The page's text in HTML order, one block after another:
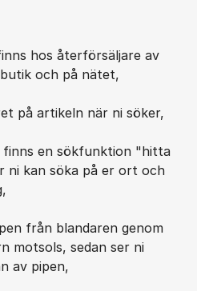
hos återförsäljare av
och på nätet,
på artikeln när ni söker,
finns en sökfunktion "hitta
ni kan söka på er ort och
från blandaren genom
motsols, sedan ser ni
av pipen,